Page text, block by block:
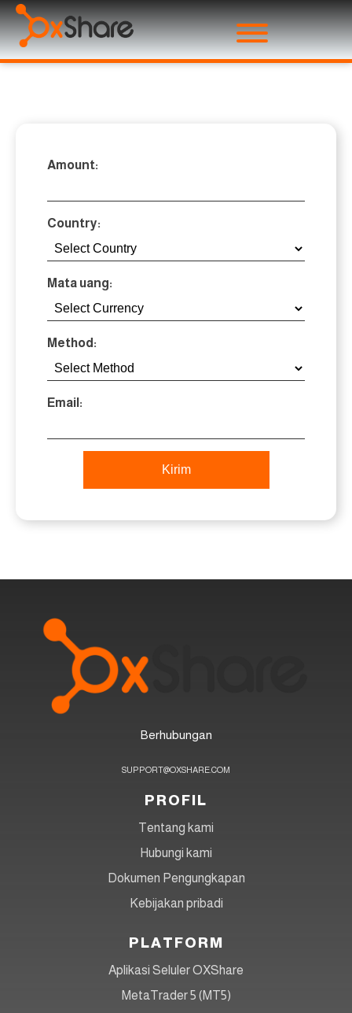
Amount:
Country:
Mata uang:
Method:
Email:
Kirim
Berhubungan
SUPPORT@OXSHARE.COM
PROFIL
Tentang kami
Hubungi kami
Dokumen Pengungkapan
Kebijakan pribadi
PLATFORM
Aplikasi Seluler OXShare
MetaTrader 5 (MT5)